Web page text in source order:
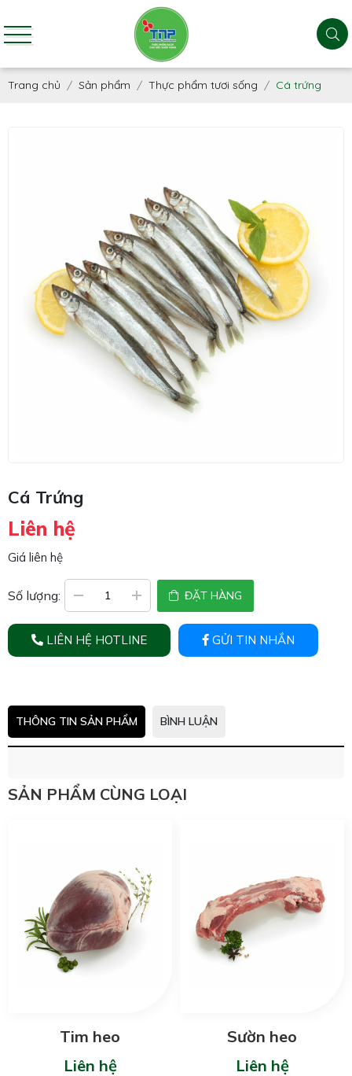
Trang chủ Sản phẩm Thực phẩm tươi sống Cá trứng
Cá Trứng
Liên hệ
Giá liên hệ
Số lượng: ĐẶT HÀNG
LIÊN HỆ HOTLINE GỬI TIN NHẮN
THÔNG TIN SẢN PHẨM BÌNH LUẬN
SẢN PHẨM CÙNG LOẠI
Tim heo
Liên hệ
Sườn heo
Liên hệ